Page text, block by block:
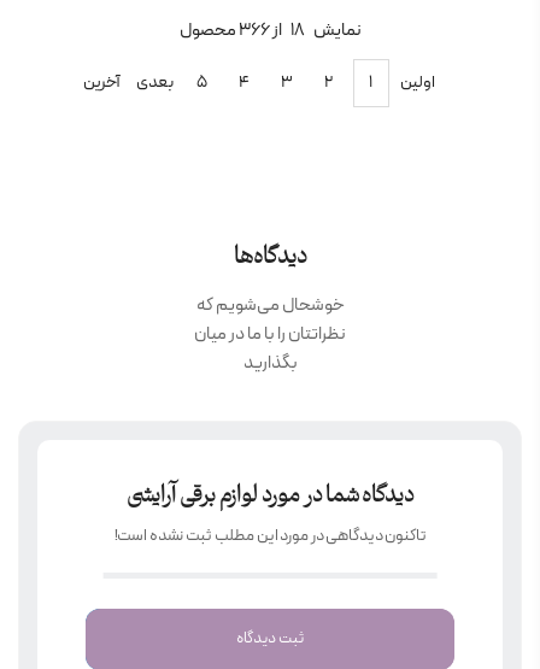
نمایش 18 از 366 محصول
اولین ۱ ۲ ۳ ۴ ۵ بعدی آخرین
دیدگاه‌ها
خوشحال می‌شویم که
نظراتتان را با ما در میان
بگذارید
دیدگاه شما در مورد لوازم برقی آرایشی
تاکنون دیدگاهی در مورد این مطلب ثبت نشده است!
ثبت دیدگاه